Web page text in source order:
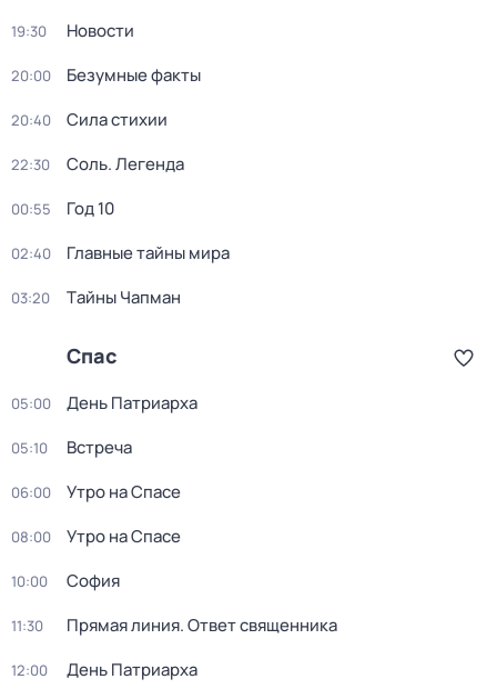
19:30 Новости
20:00 Безумные факты
20:40 Сила стихии
22:30 Соль. Легенда
00:55 Год 10
02:40 Главные тайны мира
03:20 Тaйны Чапман
Спас
05:00 День Патриарха
05:10 Встреча
06:00 Утро на Спасе
08:00 Утро на Спасе
10:00 София
11:30 Прямая линия. Ответ священника
12:00 День Патриарха